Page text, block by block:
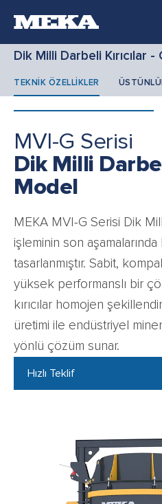
Dik Milli Darbeli Kırıcılar -
TEKNİK ÖZELLİKLER
MVI-G Serisi
Dik Milli
Model
MEKA MVI-G Serisi Dik Milli
işleminin son
tasarlanmıştır. Sabit,
yüksek performanslı bir
kırıcılar homojen
üretimi ile endüstriyel
yönlü çözüm sunar.
Hızlı Teklif